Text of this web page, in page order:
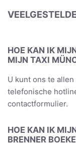
HOE KAN IK
MIJN TAXI
U kunt ons te
telefonische
contactformulier.
HOE KAN IK
BRENNER